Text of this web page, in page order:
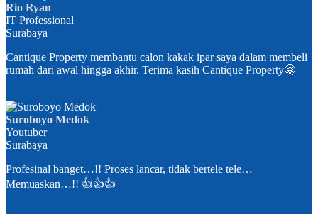
Rio Ryan
IT Professional
Surabaya
Cantique Property membantu calon kakak ipar saya dalam membeli
rumah dari awal hingga akhir. Terima kasih Cantique Property🤗
Suroboyo Medok
Youtuber
Surabaya
Profesinal banget…!! Proses lancar, tidak bertele tele…
Memuaskan…!! 👍👍👍